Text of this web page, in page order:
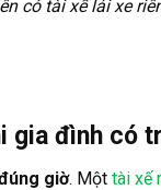
có tài xế lái xe
gia đình có
giờ. Một tài xế